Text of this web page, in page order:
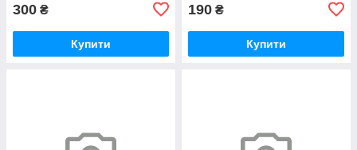
300 ₴
Купити
190 ₴
Купити